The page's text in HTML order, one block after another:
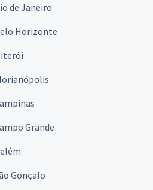
de Janeiro
Horizonte
Grande
Gonçalo